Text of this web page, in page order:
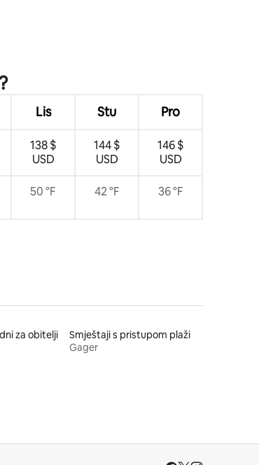
Lis Stu Pro
138 $
USD
144 $
USD
146 $
USD
50 °F 42 °F 36 °F
za obitelji
Smještaji s pristupom plaži
Gager